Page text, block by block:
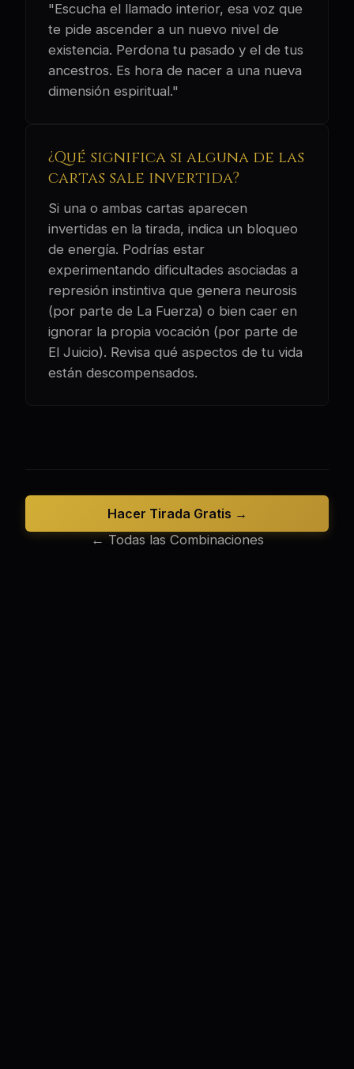
"Escucha el llamado interior, esa voz que
te pide ascender a un nuevo nivel de
existencia. Perdona tu pasado y el de tus
ancestros. Es hora de nacer a una nueva
dimensión espiritual."
¿Qué significa si alguna de las
cartas sale invertida?
Si una o ambas cartas aparecen
invertidas en la tirada, indica un bloqueo
de energía. Podrías estar
experimentando dificultades asociadas a
represión instintiva que genera neurosis
(por parte de La Fuerza) o bien caer en
ignorar la propia vocación (por parte de
El Juicio). Revisa qué aspectos de tu vida
están descompensados.
← Todas las Combinaciones
Hacer Tirada Gratis →